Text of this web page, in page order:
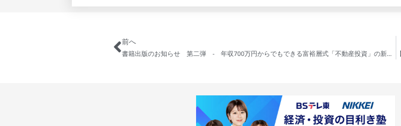
前へ
書籍出版のお知らせ 第二弾 - 年収700万円からでもできる富裕層式「不動産投資」の新セオリー